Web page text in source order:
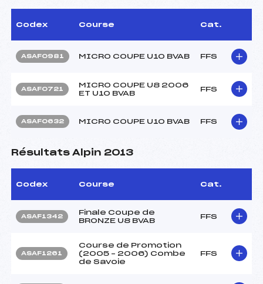
Codex Course Cat.
ASAF0981 MICRO COUPE U10 BVAB FFS
ASAF0721
MICRO COUPE U8 2006
ET U10 BVAB
FFS
ASAF0632 MICRO COUPE U10 BVAB FFS
Résultats Alpin 2013
Codex Course Cat.
ASAF1342
Finale Coupe de
BRONZE U8 BVAB
FFS
ASAF1261
Course de Promotion
(2005 – 2006) Combe
de Savoie
FFS